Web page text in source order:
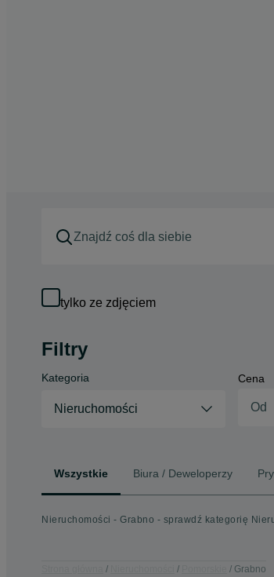
tylko ze zdjęciem
Filtry
Kategoria
Nieruchomości
Cena
Wszystkie Biura / Deweloperzy
Nieruchomości - Grabno - sprawdź kategorię
Grabno